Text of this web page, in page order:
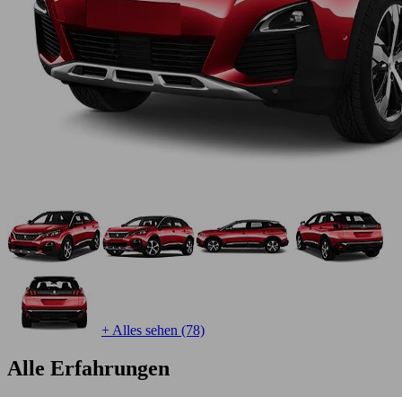
+ Alles sehen (78)
Alle Erfahrungen